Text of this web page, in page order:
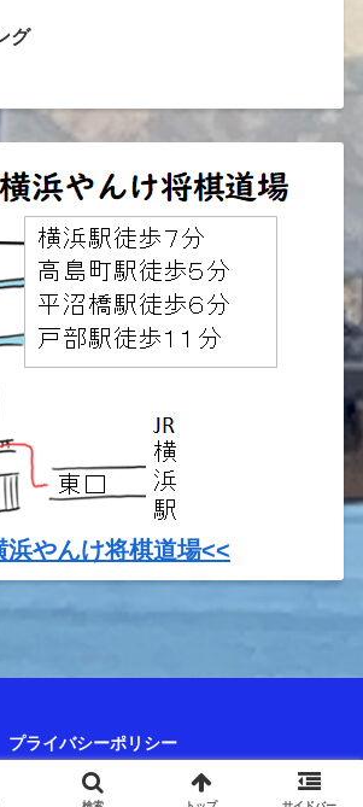
グ
浜やんけ将棋道場<<
プライバシーポリシー
～将棋人生、最強のシニアを目指して.